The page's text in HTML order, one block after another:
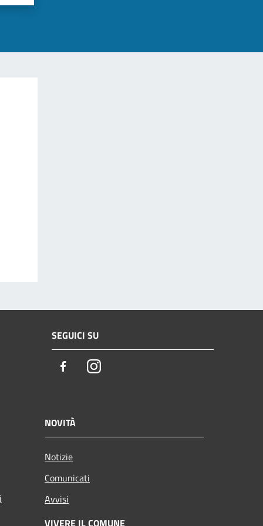
SEGUICI SU
FacebookInstagram
NOVITÀ
Notizie
Comunicati
Avvisi
VIVERE IL COMUNE